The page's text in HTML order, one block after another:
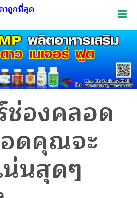
าถูกที่สุด
ช่องคลอด
ดคุณจะ
นสุดๆ